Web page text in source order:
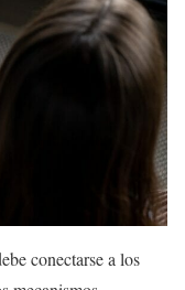
conectarse a los